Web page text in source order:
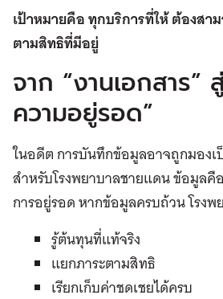
เป้าหมายคือ ทุกบริการที่ให้ ต้องสา
ตามสิทธิที่มีอยู่
จาก “งานเอกสาร”
ความอยู่รอด”
ในอดีต การบันทึกข้อมูลอาจถูกมองเ
สำหรับโรงพยาบาลชายแดน ข้อมูล
การอยู่รอด หากข้อมูลครบถ้วน โรงพ
รู้ต้นทุนที่แท้จริง
แยกภาระตามสิทธิ
เรียกเก็บค่าชดเชยได้ครบ